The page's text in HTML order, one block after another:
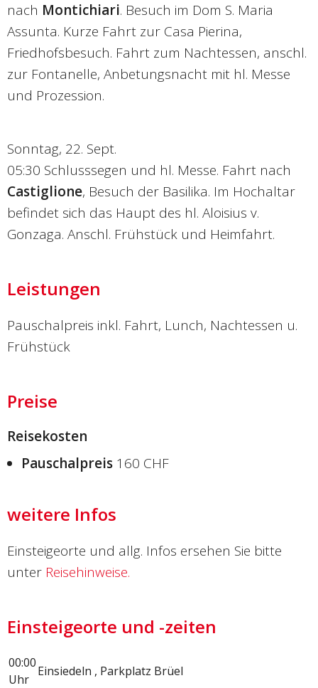
nach Montichiari. Besuch im Dom S. Maria
Assunta. Kurze Fahrt zur Casa Pierina,
Friedhofsbesuch. Fahrt zum Nachtessen, anschl.
zur Fontanelle, Anbetungsnacht mit hl. Messe
und Prozession.
Sonntag, 22. Sept.
05:30 Schlusssegen und hl. Messe. Fahrt nach
Castiglione, Besuch der Basilika. Im Hochaltar
befindet sich das Haupt des hl. Aloisius v.
Gonzaga. Anschl. Frühstück und Heimfahrt.
Leistungen
Pauschalpreis inkl. Fahrt, Lunch, Nachtessen u.
Frühstück
Preise
Reisekosten
Pauschalpreis 160 CHF
weitere Infos
Einsteigeorte und allg. Infos ersehen Sie bitte
unter Reisehinweise.
Einsteigeorte und -zeiten
00:00
Uhr
Einsiedeln , Parkplatz Brüel